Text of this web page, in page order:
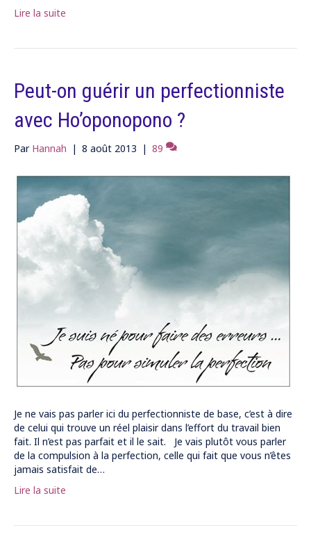
Lire la suite
Peut-on guérir un perfectionniste
avec Ho’oponopono ?
Par Hannah | 8 août 2013 | 89
Je ne vais pas parler ici du perfectionniste de base, c’est à dire
de celui qui trouve un réel plaisir dans l’effort du travail bien
fait. Il n’est pas parfait et il le sait. Je vais plutôt vous parler
de la compulsion à la perfection, celle qui fait que vous n’êtes
jamais satisfait de…
Lire la suite